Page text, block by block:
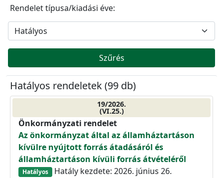
Rendelet típusa/kiadási éve:
Szűrés
Hatályos rendeletek (99 db)
19/2026.
(VI.25.)
Önkormányzati rendelet
Az önkormányzat által az államháztartáson
kívülre nyújtott forrás átadásáról és
államháztartáson kívüli forrás átvételéről
Hatályos Hatály kezdete: 2026. június 26.